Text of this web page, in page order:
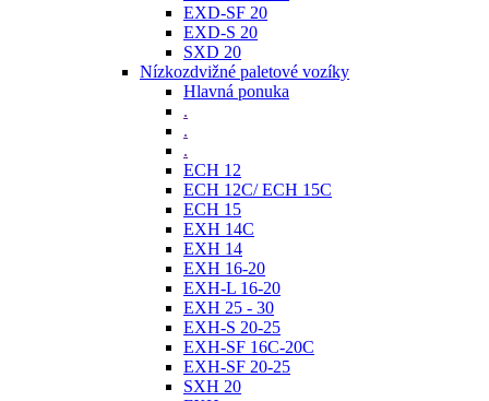
EXD-SF 20
EXD-S 20
SXD 20
Nízkozdvižné paletové vozíky
Hlavná ponuka
.
.
.
ECH 12
ECH 12C/ ECH 15C
ECH 15
EXH 14C
EXH 14
EXH 16-20
EXH-L 16-20
EXH 25 - 30
EXH-S 20-25
EXH-SF 16C-20C
EXH-SF 20-25
SXH 20